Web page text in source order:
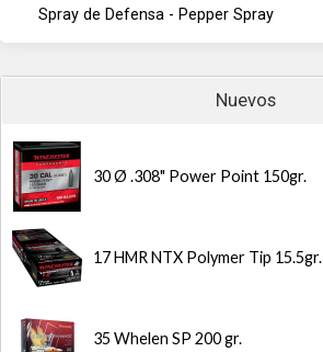
Spray de Defensa - Pepper Spray
Nuevos
30 Ø .308" Power Point 150gr.
17 HMR NTX Polymer Tip 15.5gr.
35 Whelen SP 200 gr.